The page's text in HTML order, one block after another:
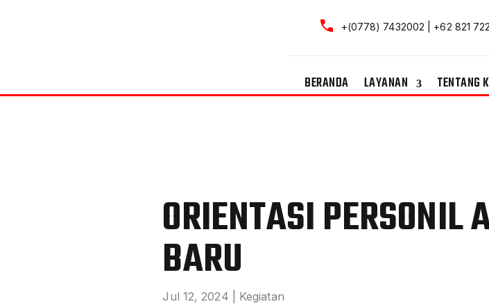
+(0778) 7432002 | +62 821
BERANDA LAYANAN TENTANG
ORIENTASI PERSONIL
BARU
Jul 12, 2024 Kegiatan